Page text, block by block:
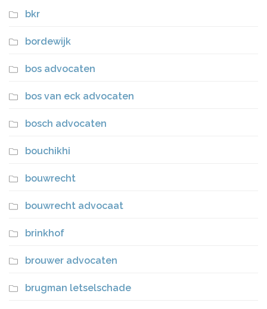
bkr
bordewijk
bos advocaten
bos van eck advocaten
bosch advocaten
bouchikhi
bouwrecht
bouwrecht advocaat
brinkhof
brouwer advocaten
brugman letselschade